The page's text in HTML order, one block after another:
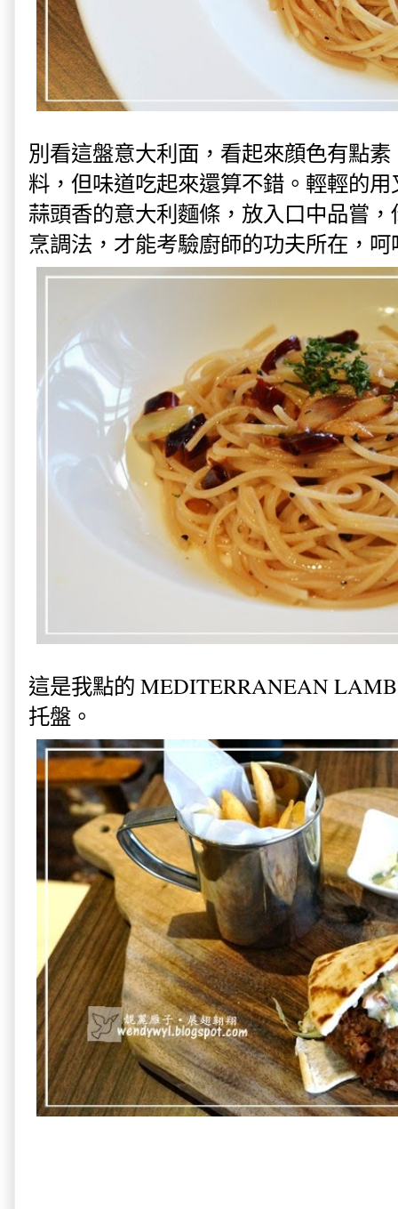
別看這盤意大利面，看起來顔色有點
料，但味道吃起來還算不錯。輕輕的
蒜頭香的意大利麵條，放入口中品嘗
烹調法，才能考驗廚師的功夫所在，呵
這是我點的 MEDITERRANEAN
托盤。